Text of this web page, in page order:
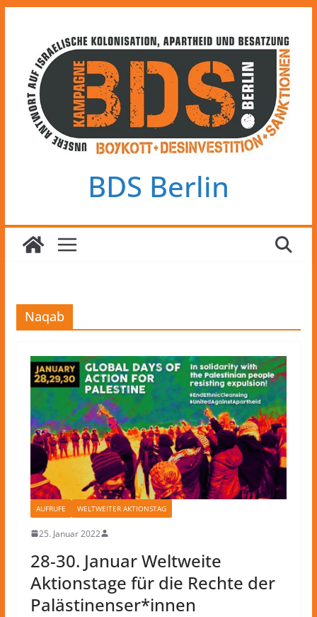
springen
BDS Berlin
Naqab
AUFRUFE WELTWEITER AKTIONSTAG
25. Januar 2022
28-30. Januar Weltweite
Aktionstage für die Rechte der
Palästinenser*innen